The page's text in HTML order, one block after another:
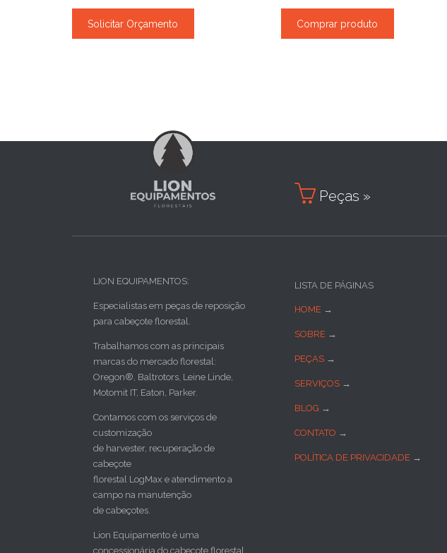
Solicitar Orçamento Comprar produto
 Peças »
LION EQUIPAMENTOS:
Especialistas em peças de reposição
para cabeçote florestal.
Trabalhamos com as principais
marcas do mercado florestal:
Oregon®, Baltrotors, Leine Linde,
Motomit IT, Eaton, Parker.
Contamos com os serviços de
customização
de harvester, recuperação de
cabeçote
florestal LogMax e atendimento a
campo na manutenção
de cabeçotes.
Lion Equipamento é uma
concessionária do cabeçote florestal
LISTA DE PÁGINAS
HOME →
SOBRE →
PEÇAS →
SERVIÇOS →
BLOG →
CONTATO →
POLÍTICA DE PRIVACIDADE →